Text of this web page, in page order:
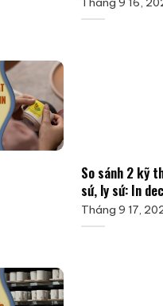
So sánh 2 kỹ
sứ, ly sứ: In
Tháng 9 17,